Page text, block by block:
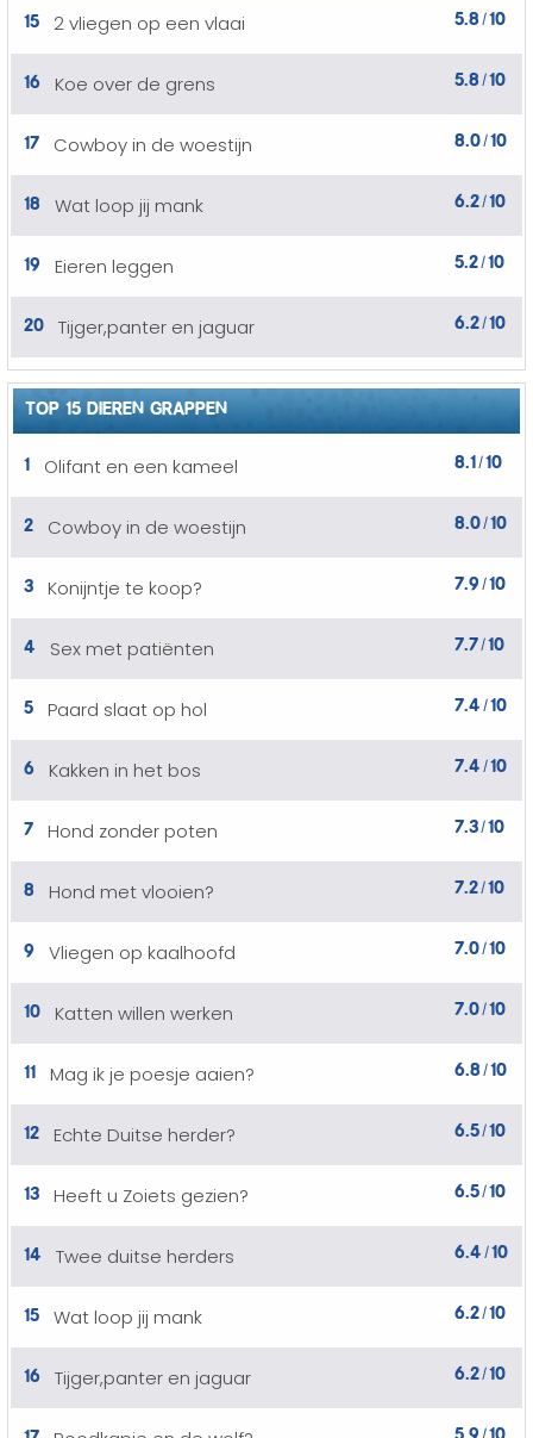
15 2 vliegen op een vlaai 5.8/10
16 Koe over de grens 5.8 /10
17 Cowboy in de woestijn 8.0/10
18 Wat loop jij mank 6.2/10
19 Eieren leggen 5.2/10
20 Tijger,panter en jaguar 6.2/10
TOP 15 DIEREN GRAPPEN
1
Olifant en een kameel 8.1/10
2 Cowboy in de woestijn 8.0/10
3 Konijntje te koop? 7.9 /10
4 Sex met patiënten 7.7/10
5 Paard slaat op hol 7.4 /10
6 Kakken in het bos 7.4 /10
7 Hond zonder poten 7.3/10
8 Hond met vlooien? 7.2/10
9 Vliegen op kaalhoofd 7.0/10
10 Katten willen werken 7.0/10
11 Mag ik je poesje aaien? 6.8/10
12 Echte Duitse herder? 6.5/10
13 Heeft u Zoiets gezien? 6.5/10
14 Twee duitse herders 6.4 /10
15 Wat loop jij mank 6.2/10
16 Tijger,panter en jaguar 6.2/10
5.9 10